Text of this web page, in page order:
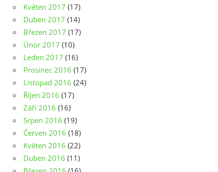
Květen 2017 (17)
Duben 2017 (14)
Březen 2017 (17)
Únor 2017 (10)
Leden 2017 (16)
Prosinec 2016 (17)
Listopad 2016 (24)
Říjen 2016 (17)
Září 2016 (16)
Srpen 2016 (19)
Červen 2016 (18)
Květen 2016 (22)
Duben 2016 (11)